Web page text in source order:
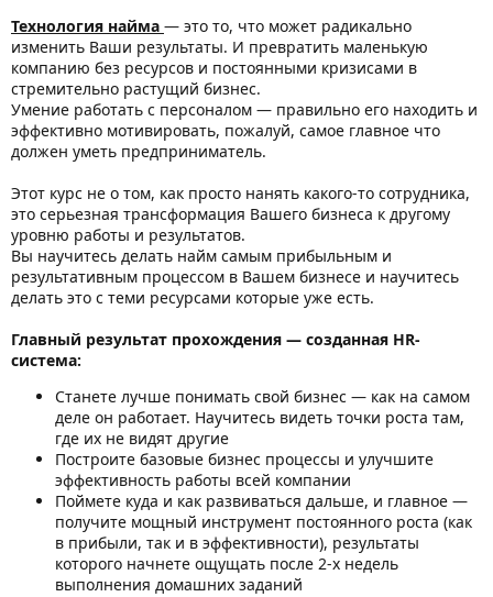
Технология найма — это то, что может радикально
изменить Ваши результаты. И превратить маленькую
компанию без ресурсов и постоянными кризисами в
стремительно растущий бизнес.
Умение работать с персоналом — правильно его находить и
эффективно мотивировать, пожалуй, самое главное что
должен уметь предприниматель.
Этот курс не о том, как просто нанять какого-то сотрудника,
это серьезная трансформация Вашего бизнеса к другому
уровню работы и результатов.
Вы научитесь делать найм самым прибыльным и
результативным процессом в Вашем бизнесе и научитесь
делать это с теми ресурсами которые уже есть.
Главный результат прохождения — созданная HR-
система:
Станете лучше понимать свой бизнес — как на самом
деле он работает. Научитесь видеть точки роста там,
где их не видят другие
Построите базовые бизнес процессы и улучшите
эффективность работы всей компании
Поймете куда и как развиваться дальше, и главное —
получите мощный инструмент постоянного роста (как
в прибыли, так и в эффективности), результаты
которого начнете ощущать после 2-х недель
выполнения домашних заданий